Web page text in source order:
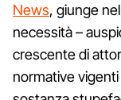
News, giunge
necessità –
crescente di
normative